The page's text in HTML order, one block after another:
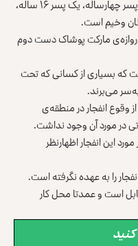
افراد زخمی شامل یک دختر سه‌ساله، یک پسر چهارساله، یک پسر ۱۶ ساله،
وخیم است.
مارکت پوشاک دست دوم
که بسیاری از کسانی که تحت
می‌برند.
وقوع انفجار در منطقه‌ی
در مورد آن وجود نداشت.
این انفجار اظهارنظر
را به عهده نگرفته است‌.
است و عمدتا محل کار